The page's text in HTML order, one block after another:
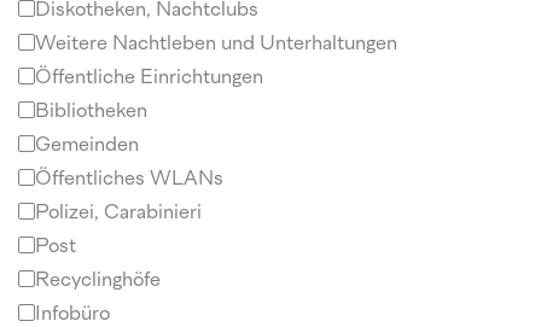
Diskotheken, Nachtclubs
Weitere Nachtleben und Unterhaltungen
Öffentliche Einrichtungen
Bibliotheken
Gemeinden
Öffentliches WLANs
Polizei, Carabinieri
Post
Recyclinghöfe
Infobüro